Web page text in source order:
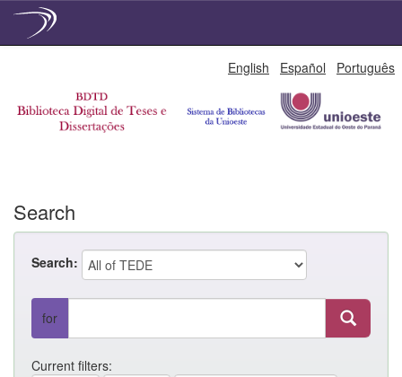
English Español Português
Search
Search:
for
Current filters: